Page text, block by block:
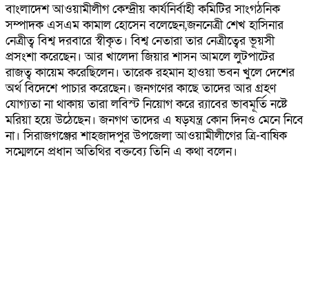
বাংলাদেশ আওয়ামীলীগ কেন্দ্রীয় কার্যনির্বাহী কমিটির সাংগঠনিক
সম্পাদক এসএম কামাল হোসেন বলেছেন,জননেত্রী শেখ হাসিনার
নেত্রীত্ব বিশ্ব দরবারে স্বীকৃত। বিশ্ব নেতারা তার নেত্রীত্বের ভূয়সী
প্রসংশা করেছেন। আর খালেদা জিয়ার শাসন আমলে লুটপাটের
রাজত্ব কায়েম করেছিলেন। তারেক রহমান হাওয়া ভবন খুলে দেশের
অর্থ বিদেশে পাচার করেছেন। জনগণের কাছে তাদের আর গ্রহণ
যোগ্যতা না থাকায় তারা লবিস্ট নিয়োগ করে র‌্যাবের ভাবমূর্তি নষ্টে
মরিয়া হয়ে উঠেছেন। জনগণ তাদের এ ষড়যন্ত্র কোন দিনও মেনে নিবে
না। সিরাজগঞ্জের শাহজাদপুর উপজেলা আওয়ামীলীগের ত্রি-বাষিক
সম্মেলনে প্রধান অতিথির বক্তব্যে তিনি এ কথা বলেন।